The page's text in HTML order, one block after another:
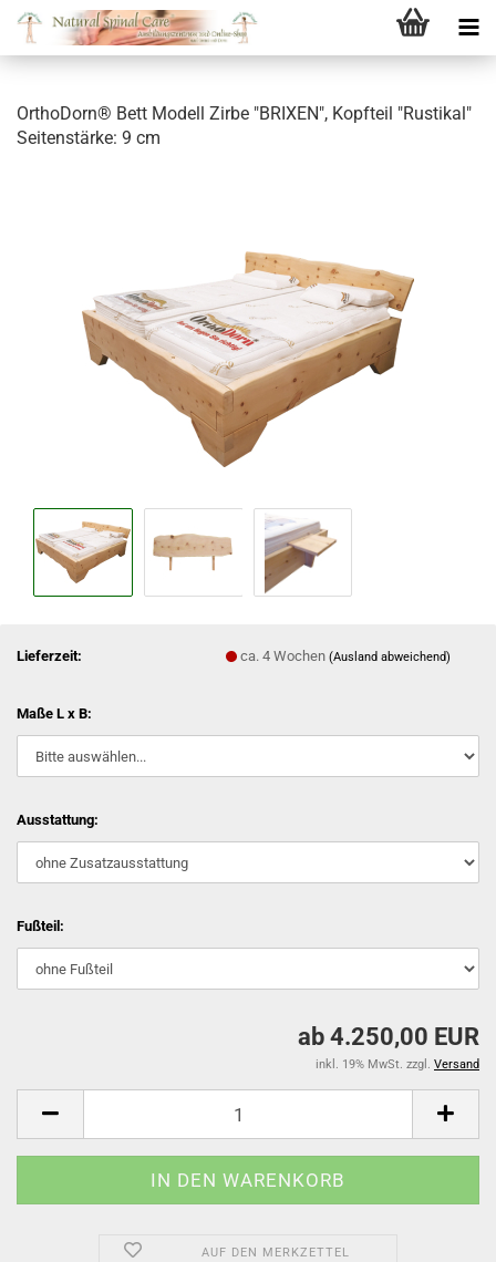
OrthoDorn® Bett Modell Zirbe "BRIXEN", Kopfteil "Rustikal"
Seitenstärke: 9 cm
Lieferzeit: ca. 4 Wochen(Ausland abweichend)
Maße L x B:
Ausstattung:
Fußteil:
ab 4.250,00 EUR
inkl. 19% MwSt. zzgl. Versand
AUF DEN MERKZETTEL